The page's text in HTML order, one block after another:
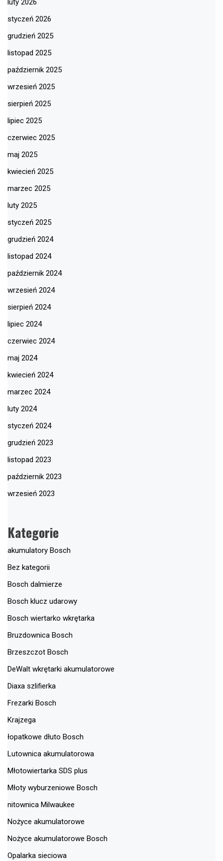
styczeń 2026
grudzień 2025
listopad 2025
październik 2025
wrzesień 2025
sierpień 2025
lipiec 2025
czerwiec 2025
maj 2025
kwiecień 2025
marzec 2025
luty 2025
styczeń 2025
grudzień 2024
listopad 2024
październik 2024
wrzesień 2024
sierpień 2024
lipiec 2024
czerwiec 2024
maj 2024
kwiecień 2024
marzec 2024
luty 2024
styczeń 2024
grudzień 2023
listopad 2023
październik 2023
wrzesień 2023
Kategorie
akumulatory Bosch
Bez kategorii
Bosch dalmierze
Bosch klucz udarowy
Bosch wiertarko wkrętarka
Bruzdownica Bosch
Brzeszczot Bosch
DeWalt wkrętarki akumulatorowe
Diaxa szlifierka
Frezarki Bosch
Krajzega
łopatkowe dłuto Bosch
Lutownica akumulatorowa
Młotowiertarka SDS plus
Młoty wyburzeniowe Bosch
nitownica Milwaukee
Nożyce akumulatorowe
Nożyce akumulatorowe Bosch
Opalarka sieciowa